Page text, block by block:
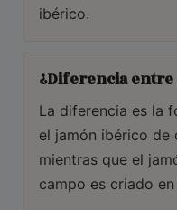
ibérico.
¿Diferencia entre
La diferencia es la
el jamón ibérico de
mientras que el
campo es criado en